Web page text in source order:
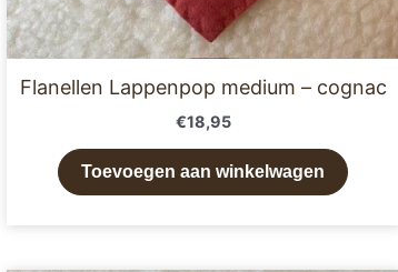
Flanellen Lappenpop medium – cognac
€18,95
Toevoegen aan winkelwagen